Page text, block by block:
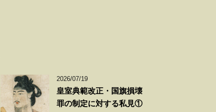
2026/07/19
皇室典範改正・国旗損壊
罪の制定に対する私見①